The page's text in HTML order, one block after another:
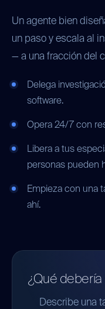
Un agente bien
un paso y escala al
— a una fracción del
Delega
software.
Opera 24/7 con
Libera a tus
personas pueden
Empieza con una
ahí.
¿Qué
Describe una